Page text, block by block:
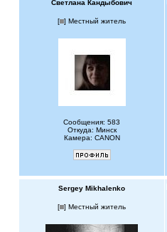
Светлана Кандыбович
[ ] Местный житель
Сообщения: 583
Откуда: Минск
Камера: CANON
Sergey Mikhalenko
[ ] Местный житель